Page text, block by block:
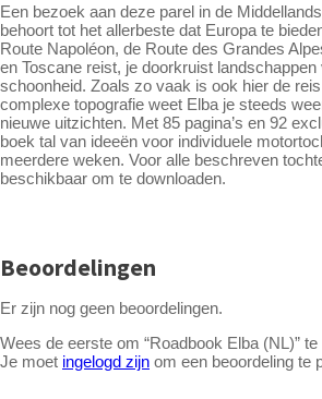
Een bezoek aan deze parel in de
behoort tot het allerbeste dat Europa te
Route Napoléon, de Route des Grandes
en Toscane reist, je doorkruist
schoonheid. Zoals zo vaak is ook hier de
complexe topografie weet Elba je steeds
nieuwe uitzichten. Met 85 pagina’s en 92
boek tal van ideeën voor individuele
meerdere weken. Voor alle beschreven
beschikbaar om te downloaden.
Beoordelingen
Er zijn nog geen beoordelingen.
Wees de eerste om “Roadbook Elba (NL)”
Je moet ingelogd zijn om een beoordeling te